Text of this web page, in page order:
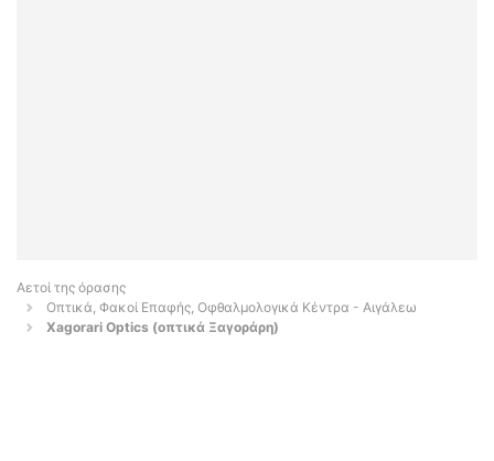
Αετοί της όρασης
Οπτικά, Φακοί Επαφής, Οφθαλμολογικά Κέντρα - Αιγάλεω
Xagorari Optics (οπτικά Ξαγοράρη)